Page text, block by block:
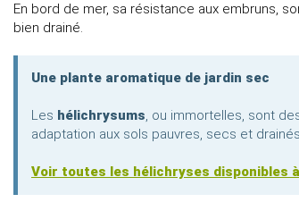
En bord de mer, sa résistance aux embruns,
bien drainé.
Une plante aromatique de jardin sec
Les hélichrysums, ou immortelles, sont
adaptation aux sols pauvres, secs et
Voir toutes les hélichryses disponibles